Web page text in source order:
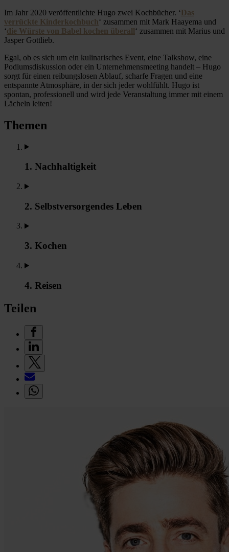
Im Jahr 2020 veröffentlichte Hugo zwei Kochbücher. ‘Das
verrückte Kinderkochbuch‘ zusammen mit Mark Haayema und
‘die Würste von Babel kochen überall‘ zusammen mit Marius und
Jasper Gottlieb.
Egal, ob es sich um ein kulinarisches Event, eine Talkshow, eine
Podiumsdiskussion oder ein Unternehmensmeeting handelt – Hugo
sorgt für einen reibungslosen Ablauf, scharfe Fragen und eine
entspannte Atmosphäre, in der sich jeder wohlfühlt. Hugo ist
spontan, professionell und wird jede Veranstaltung immer mit einem
Lächeln leiten!
Themen
1. Nachhaltigkeit
2. Selbstversorgendes Leben
3. Kochen
4. Reisen
Teilen